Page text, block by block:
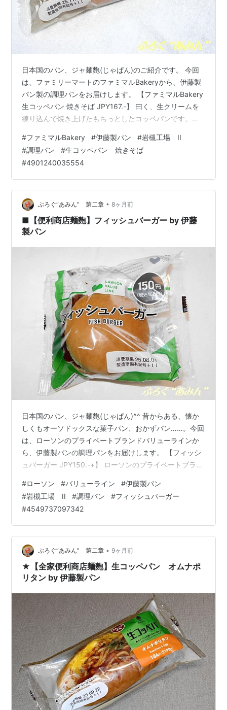
日本国のパン、ジャ麺麭(じゃぱん)のご紹介です。 今回
は、ファミリーマートのファミマルBakeryから、伊藤製
パン製の調理パンをお届けします。 【ファミマルBakery
生コッペパン 焼きそば JPY167.-】 曰く、生クリームを
練り込んで焼き上げたもちっとしたコッペパンです。
福島駅西口店(福島県福島市太田町)でした。 包装の中
は、 こんなカンジ^^ オシリは、 こんなカンジ^^ 寄って
みると、 こんなカンジ^^ 二つに割ってみると、 こんな
カンジ^^ もっちりとしたコッペパンとモチモチの焼きそ
ばとは、相性抜群です^^ 両者を…
#ファミマルBakery #伊藤製パン #岩槻工場 II
#調理パン #生コッペパン 焼きそば
#4901240035554
ぶろぐ“あみん” 第二章 • 8ヶ月前
■【便利商店麺麭】フィッシュバーガー by 伊藤
製パン
日本国のパン、ジャ麺麭(じゃぱん)^^ 昔からある、懐か
しくもオーソドックスな菓子パン、おかずパン……。今回
は、ローソンのプライベートブランドバリューラインか
ら、伊藤製パンの調理パンをお届けします。 【フィッシ
ュバーガー JPY150.-+】 ローソンのプライベートブラン
LAWSON 100STORE LS 歌舞伎町二丁目店です。 包装の
中は、 こんなカンジ^^ オシリは、 こんなカンジ^^ バン
ズを剥がしてみると、 こんなカンジ^^ 二つに割ってみる
と、 こんなカンジ^^ ソースは普通のソース、トマトはお
ろかレタスの１枚もなし。そんなシンプルなハ…
#ローソン #バリューライン #伊藤製パン
#岩槻工場 II #調理パン #フィッシュバーガー
#4549737097342
ぶろぐ“あみん” 第二章 • 9ヶ月前
★【全家便利商店麺麭】生コッペパン オムナポ
リタン by 伊藤製パン